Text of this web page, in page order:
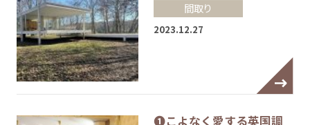
間取り
2023.12.27
❶こよなく愛する英国調